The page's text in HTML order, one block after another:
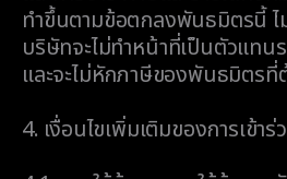
ทำขึ้นตามข้อตกลงพันธมิตรนี้ ไ
บริษัทจะไม่ทำหน้าที่เป็นตัวแทน
และจะไม่หักภาษีของพันธมิตรที่
4. เงื่อนไขเพิ่มเติมของการเข้า